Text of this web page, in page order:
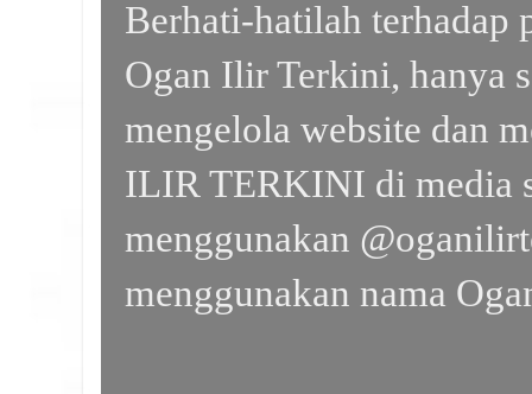
Berhati-hatilah terhadap
Ogan Ilir Terkini, hanya
mengelola website dan
ILIR TERKINI di media
menggunakan
menggunakan nama